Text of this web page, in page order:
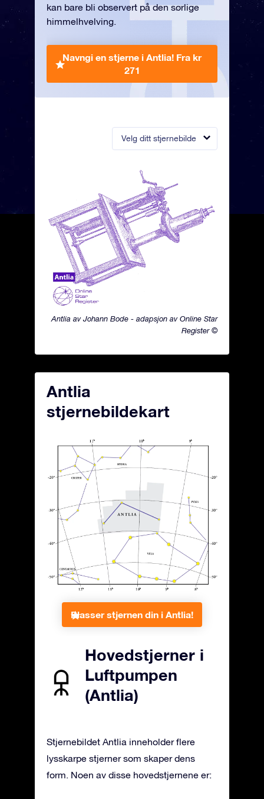
Velg ditt stjernebilde
Antlia av Johann Bode - adapsjon av Online Star
Register ©
kan bare bli observert på den sørlige
himmelhvelving.
Navngi en stjerne i Antlia! Fra kr
271
Antlia
stjernebildekart
Plasser stjernen din i Antlia!
Hovedstjerner i
Luftpumpen
(Antlia)
Stjernebildet Antlia inneholder flere
lysskarpe stjerner som skaper dens
form. Noen av disse hovedstjernene er: